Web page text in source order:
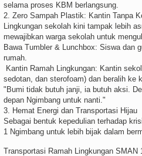
selama proses KBM berlangsung.
2. Zero Sampah Plastik: Kantin Tanpa
Lingkungan sekolah kini tampak lebih
mewajibkan warga sekolah untuk
Bawa Tumbler & Lunchbox: Siswa dan
rumah.
Kantin Ramah Lingkungan: Kantin
sedotan, dan sterofoam) dan beralih ke
"Bumi tidak butuh janji, ia butuh aksi.
depan Ngimbang untuk nanti."
3. Hemat Energi dan Transportasi Hijau
Sebagai bentuk kepedulian terhadap
1 Ngimbang untuk lebih bijak dalam
Transportasi Ramah Lingkungan SMAN